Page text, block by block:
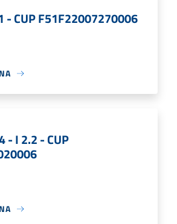
- CUP F51F22007270006
- I 2.2 - CUP